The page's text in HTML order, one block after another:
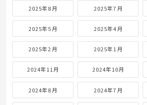
2025年8月 2025年7月
2025年5月 2025年4月
2025年2月 2025年1月
2024年11月 2024年10月
2024年8月 2024年7月